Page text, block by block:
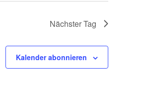
Nächster Tag
Kalender abonnieren